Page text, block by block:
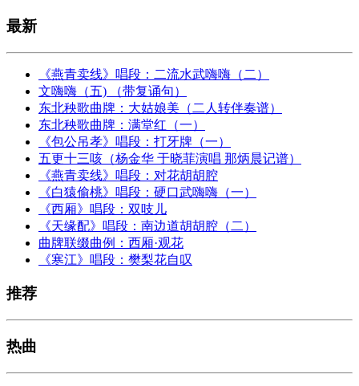
最新
《燕青卖线》唱段：二流水武嗨嗨（二）
文嗨嗨（五) （带复诵句）
东北秧歌曲牌：大姑娘美（二人转伴奏谱）
东北秧歌曲牌：满堂红（一）
《包公吊孝》唱段：打牙牌（一）
五更十三咳（杨金华 于晓菲演唱 那炳晨记谱）
《燕青卖线》唱段：对花胡胡腔
《白猿偷桃》唱段：硬口武嗨嗨（一）
《西厢》唱段：双吱儿
《天缘配》唱段：南边道胡胡腔（二）
曲牌联缀曲例：西厢·观花
《寒江》唱段：樊梨花自叹
推荐
热曲